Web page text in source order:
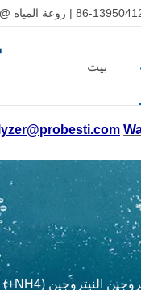
@probesti.com
بيت